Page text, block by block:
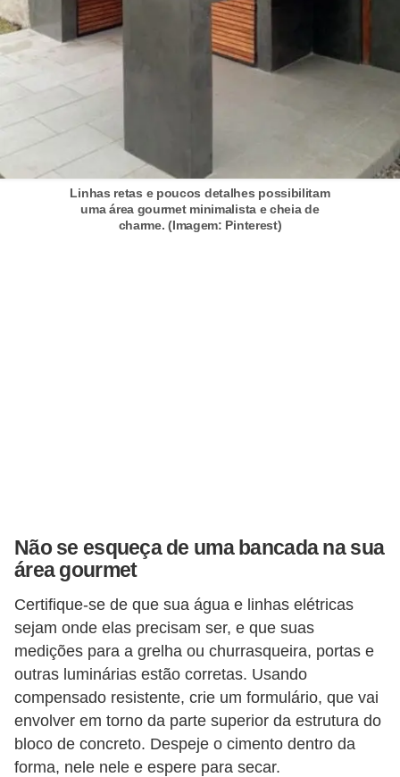
Linhas retas e poucos detalhes possibilitam
uma área gourmet minimalista e cheia de
charme. (Imagem: Pinterest)
Não se esqueça de uma bancada na sua
área gourmet
Certifique-se de que sua água e linhas elétricas
sejam onde elas precisam ser, e que suas
medições para a grelha ou churrasqueira, portas e
outras luminárias estão corretas. Usando
compensado resistente, crie um formulário, que vai
envolver em torno da parte superior da estrutura do
bloco de concreto. Despeje o cimento dentro da
forma, nele nele e espere para secar.